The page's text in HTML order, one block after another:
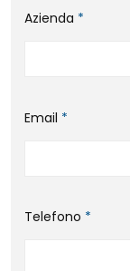
Azienda *
Email *
Telefono *